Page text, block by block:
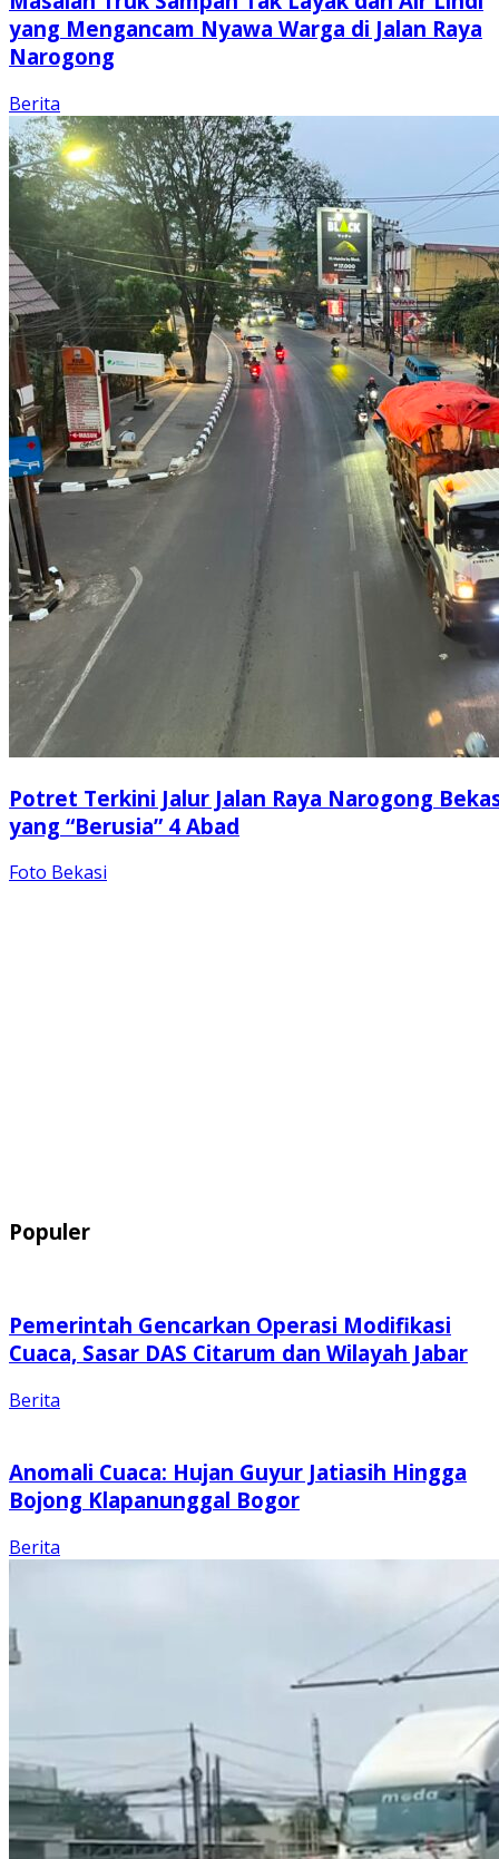
yang Mengancam Nyawa Warga di Jalan Raya
Narogong
Berita
Potret Terkini Jalur Jalan Raya Narogong
yang “Berusia” 4 Abad
Foto Bekasi
Populer
Pemerintah Gencarkan Operasi Modifikasi
Cuaca, Sasar DAS Citarum dan Wilayah Jabar
Berita
Anomali Cuaca: Hujan Guyur Jatiasih Hingga
Bojong Klapanunggal Bogor
Berita